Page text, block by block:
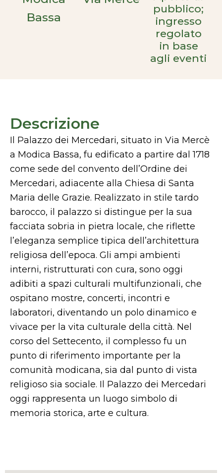
Bassa
pubblico;
ingresso
regolato
in base
agli eventi
Descrizione
Il Palazzo dei Mercedari, situato in Via Mercè
a Modica Bassa, fu edificato a partire dal 1718
come sede del convento dell’Ordine dei
Mercedari, adiacente alla Chiesa di Santa
Maria delle Grazie. Realizzato in stile tardo
barocco, il palazzo si distingue per la sua
facciata sobria in pietra locale, che riflette
l’eleganza semplice tipica dell’architettura
religiosa dell’epoca. Gli ampi ambienti
interni, ristrutturati con cura, sono oggi
adibiti a spazi culturali multifunzionali, che
ospitano mostre, concerti, incontri e
laboratori, diventando un polo dinamico e
vivace per la vita culturale della città. Nel
corso del Settecento, il complesso fu un
punto di riferimento importante per la
comunità modicana, sia dal punto di vista
religioso sia sociale. Il Palazzo dei Mercedari
oggi rappresenta un luogo simbolo di
memoria storica, arte e cultura.